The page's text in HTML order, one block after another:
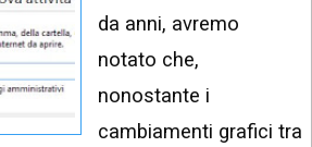
da anni, avremo
notato che,
nonostante i
cambiamenti grafici tra